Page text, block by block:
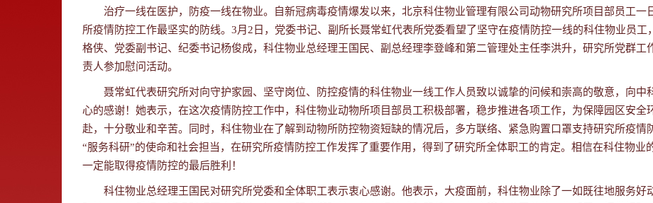
治疗一线在医护，防疫一线在物业。自新冠病毒疫情爆发以来，北京科住物业管理有限公司动物研究所项目部员工一
所疫情防控工作最坚实的防线。3月2日，党委书记、副所长聂常虹代表所党委看望了坚守在疫情防控一线的科住物业员
格侠、党委副书记、纪委书记杨俊成，科住物业总经理王国民、副总经理李登峰和第二管理处主任李洪升，研究所党群工
责人参加慰问活动。
聂常虹代表研究所对向守护家园、坚守岗位、防控疫情的科住物业一线工作人员致以诚挚的问候和崇高的敬意，向中
心的感谢！她表示，在这次疫情防控工作中，科住物业动物所项目部员工积极部署，稳步推进各项工作，为保障园区安全
赴，十分敬业和辛苦。同时，科住物业在了解到动物所防控物资短缺的情况后，多方联络、紧急购置口罩支持研究所疫情
“服务科研”的使命和社会担当，在研究所疫情防控工作发挥了重要作用，得到了研究所全体职工的肯定。相信在科住物业
一定能取得疫情防控的最后胜利！
科住物业总经理王国民对研究所党委和全体职工表示衷心感谢。他表示，大疫面前，科住物业除了一如既往地服务好